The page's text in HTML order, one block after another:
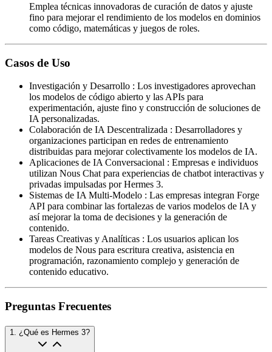
Emplea técnicas innovadoras de curación de datos y ajuste
fino para mejorar el rendimiento de los modelos en dominios
como código, matemáticas y juegos de roles.
Casos de Uso
Investigación y Desarrollo : Los investigadores aprovechan
los modelos de código abierto y las APIs para
experimentación, ajuste fino y construcción de soluciones de
IA personalizadas.
Colaboración de IA Descentralizada : Desarrolladores y
organizaciones participan en redes de entrenamiento
distribuidas para mejorar colectivamente los modelos de IA.
Aplicaciones de IA Conversacional : Empresas e individuos
utilizan Nous Chat para experiencias de chatbot interactivas y
privadas impulsadas por Hermes 3.
Sistemas de IA Multi-Modelo : Las empresas integran Forge
API para combinar las fortalezas de varios modelos de IA y
así mejorar la toma de decisiones y la generación de
contenido.
Tareas Creativas y Analíticas : Los usuarios aplican los
modelos de Nous para escritura creativa, asistencia en
programación, razonamiento complejo y generación de
contenido educativo.
Preguntas Frecuentes
1 ¿Qué es Hermes 3?